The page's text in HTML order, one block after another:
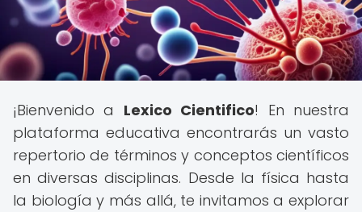
¡Bienvenido a Lexico Cientifico! En nuestra
plataforma educativa encontrarás un vasto
repertorio de términos y conceptos científicos
en diversas disciplinas. Desde la física hasta
la biología y más allá, te invitamos a explorar